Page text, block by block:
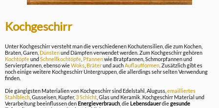
Kochgeschirr
Unter Kochgeschirr versteht man die verschiedenen Kochutensilien, die zum Kochen,
Braten, Garen, Dünstenund Dämpfen verwendet werden. Zum Kochgeschirr gehören
KochtöpfeundSchnellkochtöpfe Pfannenwie Bratpfannen, Schmorpfannen und
Servierpfannen, ebenso wieWoks Bräterund auchAuflaufformen . Zusätzlich gibt es
noch einige weitere Kochgeschirr Untergruppen, die allerdings sehr selten Verwendung
finden.
Die gängigsten Materialien von Kochgeschirr sind Edelstahl, Aluguss, emailliertes
Stahlblech , Gusseisen, Kupfer, 3 Schicht , Glas und Keramik. Kochgeschirr Material und
Verarbeitung beeinflussen den Energieverbrauch , die Lebensdauerdiegesunde